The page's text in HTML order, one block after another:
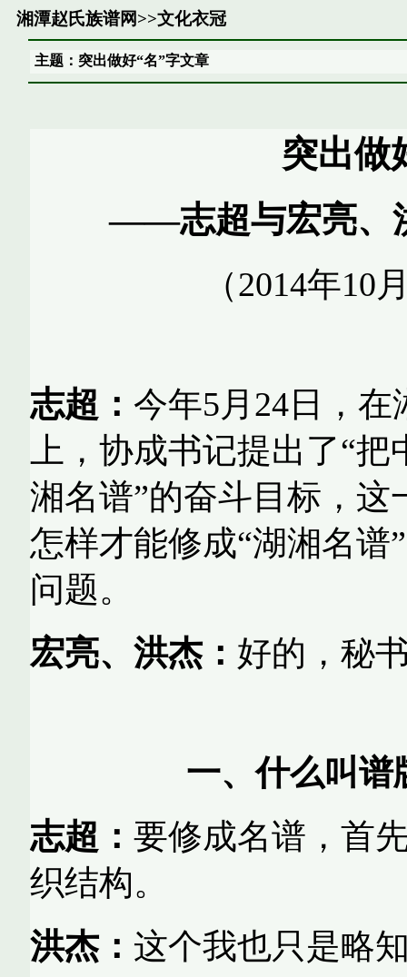
湘潭赵氏族谱网>>文化衣冠
主题：突出做好“名”字文章
突出做
——志超与宏亮、
（2014年10
志超： 今年5月 24日，在
上，协成书记提出了“把
湘名谱”的奋斗目标，
怎样才能修成“湖湘名谱
问题。
宏亮、洪杰： 好的，秘
一、什么叫谱
志超： 要修成名谱，首
织结构。
洪杰： 这个我也只是略